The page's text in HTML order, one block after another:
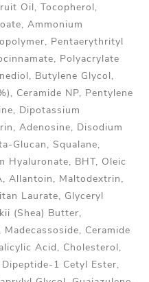
Oil, Tocopherol,
Ammonium
Pentaerythrityl
Polyacrylate
Butylene Glycol,
Ceramide NP, Pentylene
Dipotassium
Adenosine, Disodium
Glucan, Squalane,
Hyaluronate, BHT, Oleic
Allantoin, Maltodextrin,
Laurate, Glyceryl
(Shea) Butter,
Ceramide
Acid, Cholesterol,
1 Cetyl Ester,